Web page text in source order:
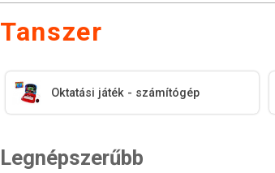
Tanszer
Oktatási játék - számítógép
Legnépszerűbb